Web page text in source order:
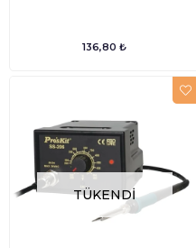
136,80 ₺
TÜKENDI